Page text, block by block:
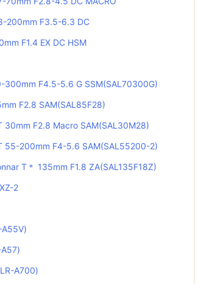
200mm F3.5-6.3 DC
F1.4 EX DC HSM
300mm F4.5-5.6 G SSM(SAL70300G)
F2.8 SAM(SAL85F28)
30mm F2.8 Macro SAM(SAL30M28)
55-200mm F4-5.6 SAM(SAL55200-2)
T＊ 135mm F1.8 ZA(SAL135F18Z)
2
A700)